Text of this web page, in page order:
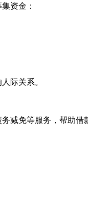
资金：
际关系。
减免等服务，帮助借